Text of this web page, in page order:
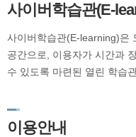
사이버학습관(E-
사이버학습관(E-learning)은
공간으로, 이용자가 시간과
수 있도록 마련된 열린 학습
이용안내